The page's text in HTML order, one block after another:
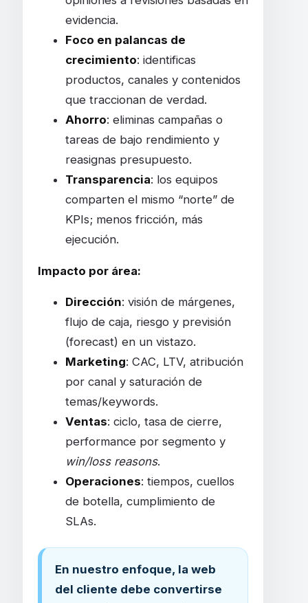
evidencia.
Foco en palancas de
crecimiento: identificas
productos, canales y contenidos
que traccionan de verdad.
Ahorro: eliminas campañas o
tareas de bajo rendimiento y
reasignas presupuesto.
Transparencia: los equipos
comparten el mismo “norte” de
KPIs; menos fricción, más
ejecución.
Impacto por área:
Dirección: visión de márgenes,
flujo de caja, riesgo y previsión
(forecast) en un vistazo.
Marketing: CAC, LTV, atribución
por canal y saturación de
temas/keywords.
Ventas: ciclo, tasa de cierre,
performance por segmento y
win/loss reasons.
Operaciones: tiempos, cuellos
de botella, cumplimiento de
SLAs.
En nuestro enfoque, la web
del cliente debe convertirse